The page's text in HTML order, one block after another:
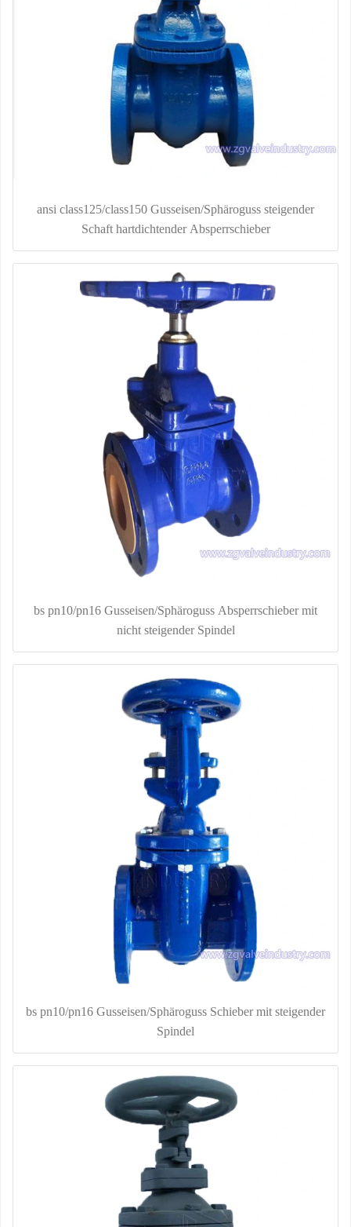
ansi class125/class150 Gusseisen/Sphäroguss steigender
Schaft hartdichtender Absperrschieber
bs pn10/pn16 Gusseisen/Sphäroguss Absperrschieber mit
nicht steigender Spindel
bs pn10/pn16 Gusseisen/Sphäroguss Schieber mit steigender
Spindel